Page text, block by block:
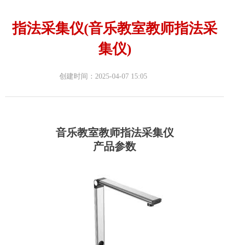
指法采集仪(音乐教室教师指法采
集仪)
音乐教室教师指法采集仪
产品参数
创建时间： 2025-04-07 15:05